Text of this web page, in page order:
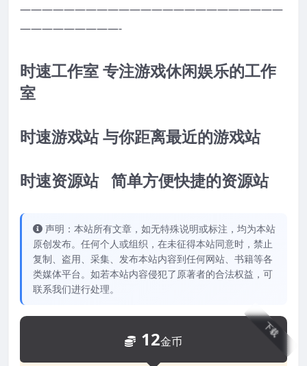
————————————————————————
—————————-
时速工作室 专注游戏休闲娱乐的工作
室
时速游戏站 与你距离最近的游戏站
时速资源站 简单方便快捷的资源站
声明：本站所有文章，如无特殊说明或标注，均为本站
原创发布。任何个人或组织，在未征得本站同意时，禁止
复制、盗用、采集、发布本站内容到任何网站、书籍等各
类媒体平台。如若本站内容侵犯了原著者的合法权益，可
联系我们进行处理。
下载
12金币